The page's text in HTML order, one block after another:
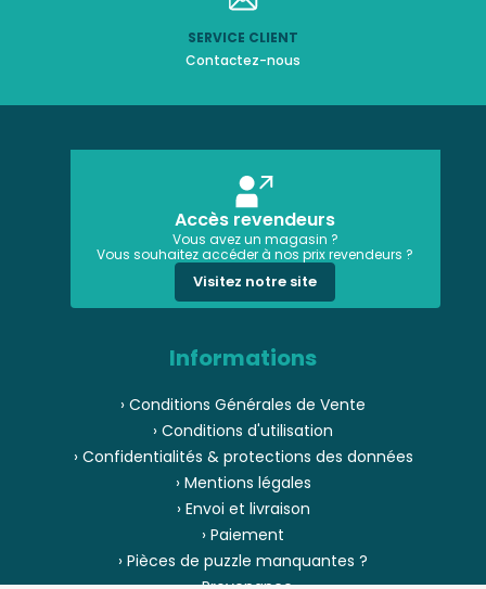
SERVICE CLIENT
Contactez-nous
Accès revendeurs
Vous avez un magasin ?
Vous souhaitez accéder à nos prix revendeurs ?
Visitez notre site
Informations
› Conditions Générales de Vente
› Conditions d'utilisation
› Confidentialités & protections des données
› Mentions légales
› Envoi et livraison
› Paiement
› Pièces de puzzle manquantes ?